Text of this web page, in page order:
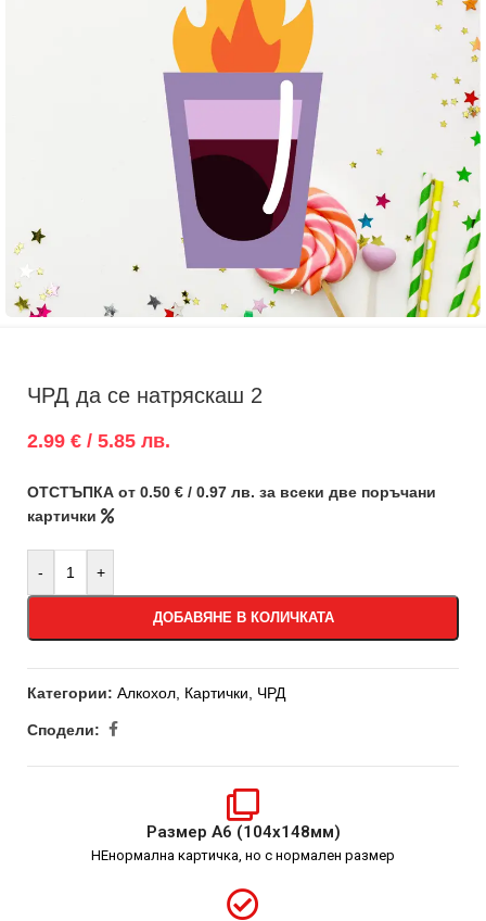
ЧРД да се натряскаш 2
2.99 € / 5.85 лв.
ОТСТЪПКА от 0.50 € / 0.97 лв. за всеки две поръчани
картички
- +
ДОБАВЯНЕ В КОЛИЧКАТА
Категории: Алкохол Картички ЧРД
Сподели:
Размер А6 (104х148мм)
НЕнормална картичка, но с нормален размер